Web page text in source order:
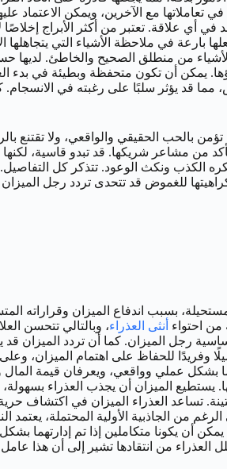
مع الآخرين، ويمكن الاعتماد
في أي علاقة. تعتبر من أكثر الأبراج
بارعة في ملاحظة الأشياء التي
من منطلق الصحيح والخاطئ. لديها
يمكن أن تكون متحفظة وبطيئة في بدء
مما قد يؤثر سلبًا على رغبته في
تؤمن بالحب الحقيقي والواقعي، ولا
من مشاعر شريكها. قد تبدو قاسية،
الكذب ونكث الوعود. تتذكر كل
للغموض قد تتحدى تردد رجل الميزان
بسبب اندفاع الميزان وقراراته
من احتواء أنثى العذراء، وبالتالي تتحسن
رجل الميزان. كما أن تردد الميزان قد
وفريدًا للحفاظ على اهتمام الميزان،
عملي وواقعي، ويعرفان قيمة المال
يستطيع الميزان أن يجذب العذراء
تساعد العذراء الميزان في اكتشاف
من الجاذبية الأولية المحتملة،
يمكن أن يكونا متكاملين إذا تم
العذراء من انتقادها تشير إلى أن هذا